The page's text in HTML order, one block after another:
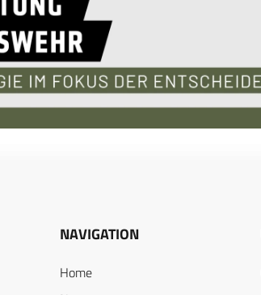
NAVIGATION
Home